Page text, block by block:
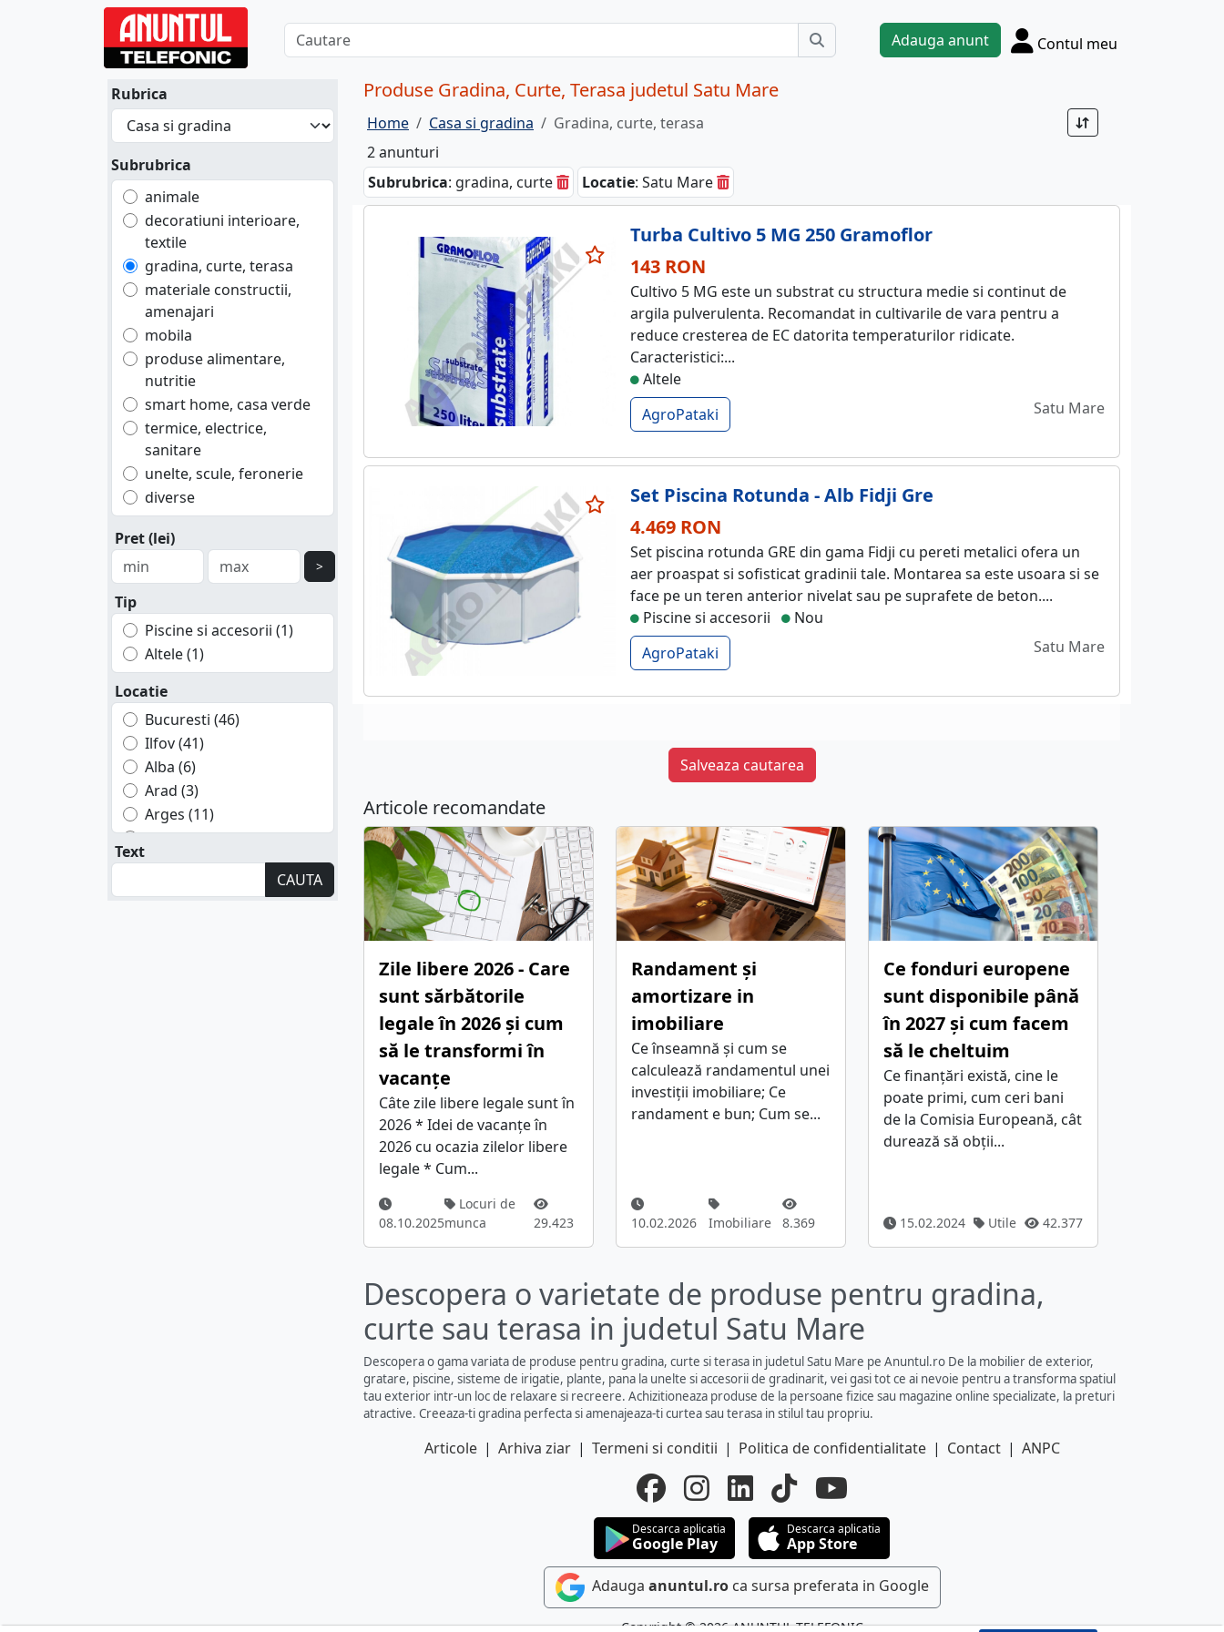
Adauga anunt Contul meu
Rubrica
Subrubrica
animale
decoratiuni interioare,
textile
gradina, curte, terasa
materiale constructii,
amenajari
mobila
produse alimentare,
nutritie
smart home, casa verde
termice, electrice,
sanitare
unelte, scule, feronerie
diverse
Pret (lei)
>
Tip
Piscine si accesorii (1)
Altele (1)
Locatie
Bucuresti (46)
Ilfov (41)
Alba (6)
Arad (3)
Arges (11)
Bacau (1)
Bihor (2)
Text
CAUTA
Produse Gradina, Curte, Terasa judetul Satu Mare
Home Casa si gradina
Gradina, curte, terasa
2 anunturi
Subrubrica: gradina, curte Locatie: Satu Mare
Turba Cultivo 5 MG 250 Gramoflor
143 RON
Cultivo 5 MG este un substrat cu structura medie si continut de
argila pulverulenta. Recomandat in cultivarile de vara pentru a
reduce cresterea de EC datorita temperaturilor ridicate.
Caracteristici:...
Altele
AgroPataki
Satu Mare
Set Piscina Rotunda - Alb Fidji Gre
4.469 RON
Set piscina rotunda GRE din gama Fidji cu pereti metalici ofera un
aer proaspat si sofisticat gradinii tale. Montarea sa este usoara si se
face pe un teren anterior nivelat sau pe suprafete de beton....
Piscine si accesorii
Nou
AgroPataki
Satu Mare
Salveaza cautarea
Articole recomandate
Zile libere 2026 - Care
sunt sărbătorile
legale în 2026 și cum
să le transformi în
vacanțe
Câte zile libere legale sunt în
2026 * Idei de vacanțe în
2026 cu ocazia zilelor libere
legale * Cum...
08.10.2025
Locuri de
munca
29.423
Randament și
amortizare in
imobiliare
Ce înseamnă și cum se
calculează randamentul unei
investiții imobiliare; Ce
randament e bun; Cum se...
10.02.2026 Imobiliare 8.369
Ce fonduri europene
sunt disponibile până
în 2027 și cum facem
să le cheltuim
Ce finanțări există, cine le
poate primi, cum ceri bani
de la Comisia Europeană, cât
durează să obții...
15.02.2024 Utile 42.377
Descopera o varietate de produse pentru gradina,
curte sau terasa in judetul Satu Mare
Descopera o gama variata de produse pentru gradina, curte si terasa in judetul Satu Mare pe Anuntul.ro De la mobilier de exterior,
gratare, piscine, sisteme de irigatie, plante, pana la unelte si accesorii de gradinarit, vei gasi tot ce ai nevoie pentru a transforma spatiul
tau exterior intr-un loc de relaxare si recreere. Achizitioneaza produse de la persoane fizice sau magazine online specializate, la preturi
atractive. Creeaza-ti gradina perfecta si amenajeaza-ti curtea sau terasa in stilul tau propriu.
Articole | Arhiva ziar | Termeni si conditii | Politica de confidentialitate | Contact | ANPC
Descarca aplicatia
Google Play
Descarca aplicatia
App Store
Adauga anuntul.roca sursa preferata in Google
Copyright © 2026 ANUNTUL TELEFONIC